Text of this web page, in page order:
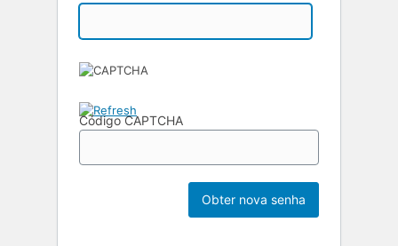
Código CAPTCHA